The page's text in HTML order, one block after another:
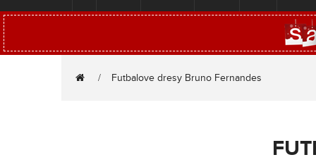
Futbalove dresy Bruno Fernandes